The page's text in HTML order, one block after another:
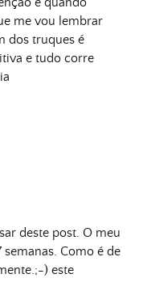
me vou lembrar
dos truques é
e tudo corre
deste post. O meu
Como é de
) este